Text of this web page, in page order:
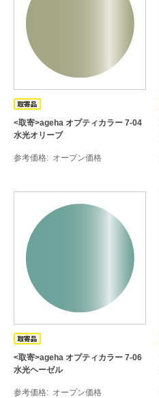
<取寄>ageha オプティカラー 7-04
水光オリーブ
参考価格 オープン価格
<取寄>ageha オプティカラー 7-06
水光ヘーゼル
参考価格 オープン価格